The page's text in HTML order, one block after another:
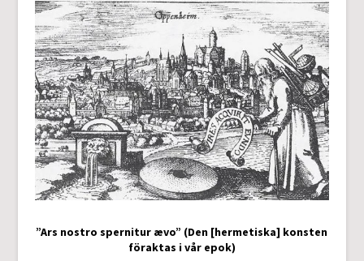
”Ars nostro spernitur ævo” (Den [hermetiska] konsten
föraktas i vår epok)